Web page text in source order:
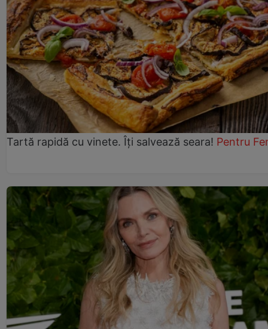
Tartă rapidă cu vinete. Îți salvează seara! Pentru